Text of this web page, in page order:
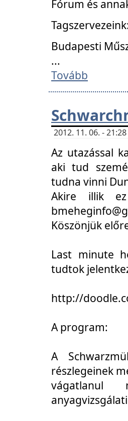
Fórum és
Budapesti
...
Tovább
2012. 11. 06. -
Az utazással
aki tud
tudna vinni
Akire illik
Köszönjük
Last minute
tudtok
http://
A program:
A
részlegeinek
vágatlanul